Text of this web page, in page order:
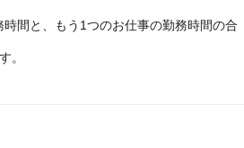
間と、もう1つのお仕事の勤務時間の合
。